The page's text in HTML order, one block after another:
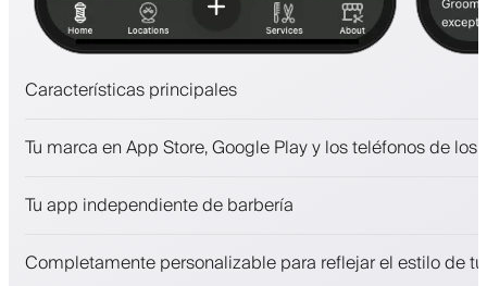
Características principales
Pagos, depósito de seguridad
Involucra a los clientes con un programa de fidelización
Tu marca en App Store, Google Play y los teléfonos de los
Tu app independiente de barbería
Completamente personalizable para reflejar el estilo de